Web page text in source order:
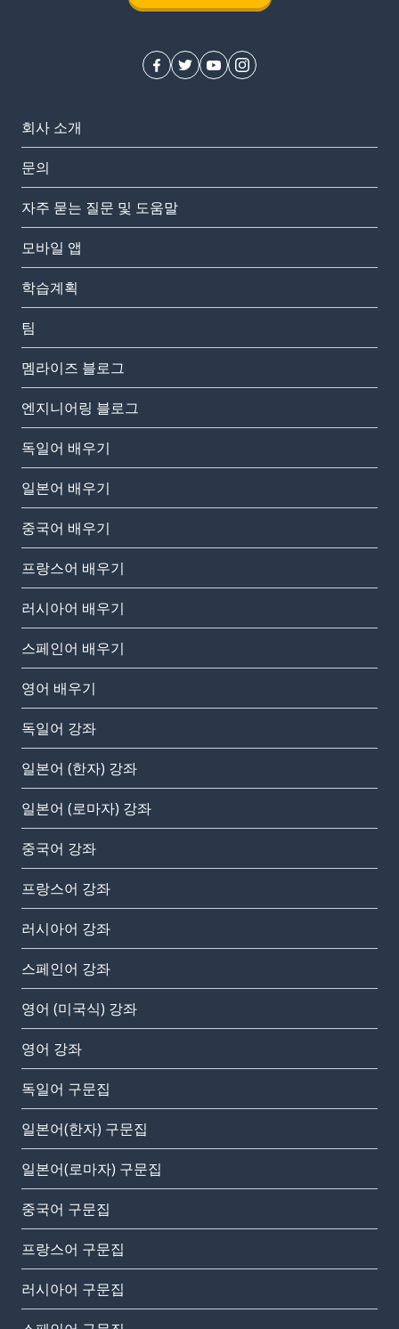
회사 소개
문의
자주 묻는 질문 및 도움말
모바일 앱
학습계획
팀
멤라이즈 블로그
엔지니어링 블로그
독일어 배우기
일본어 배우기
중국어 배우기
프랑스어 배우기
러시아어 배우기
스페인어 배우기
영어 배우기
독일어 강좌
일본어 (한자) 강좌
일본어 (로마자) 강좌
중국어 강좌
프랑스어 강좌
러시아어 강좌
스페인어 강좌
영어 (미국식) 강좌
영어 강좌
독일어 구문집
일본어(한자) 구문집
일본어(로마자) 구문집
중국어 구문집
프랑스어 구문집
러시아어 구문집